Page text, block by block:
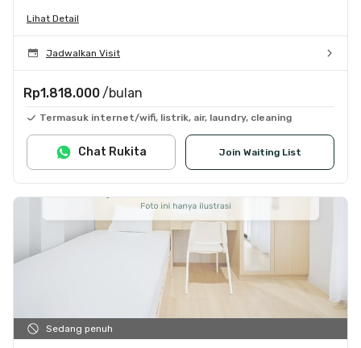
Lihat Detail
Jadwalkan Visit
Rp1.818.000 /bulan
Termasuk internet/wifi, listrik, air, laundry, cleaning
Join Waiting List
Chat Rukita
Sedang penuh